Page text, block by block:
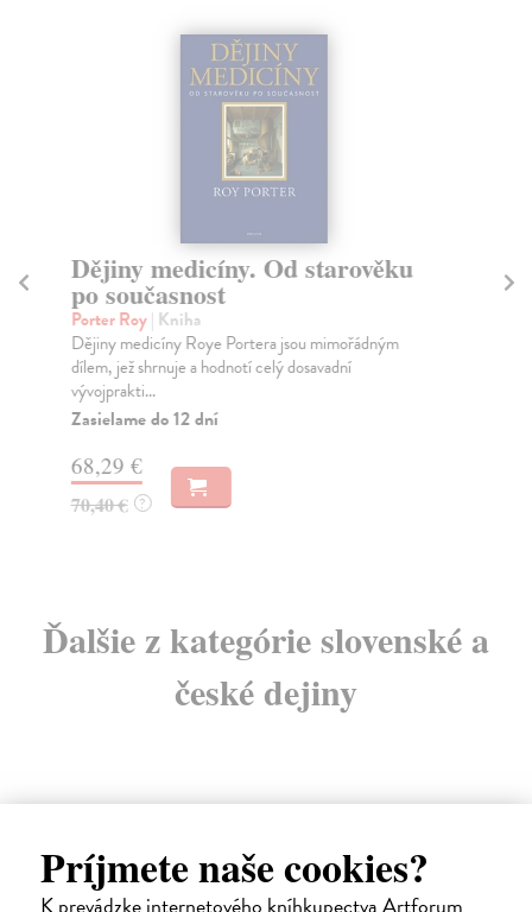
Príjmete naše cookies?
K prevádzke internetového kníhkupectva Artforum
Dějiny medicíny. Od starověku
po současnost
Porter Roy| Kniha
Dějiny medicíny Roye Portera jsou mimořádným
dílem, jež shrnuje a hodnotí celý dosavadní
vývojprakti...
Zasielame do 12 dní
68,29 €
70,40 € ?
Ďalšie z kategórie slovenské a
české dejiny